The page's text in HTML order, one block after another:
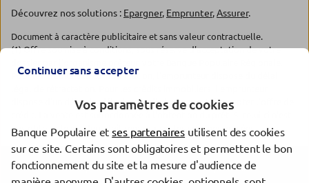
Découvrez nos solutions : Epargner, Emprunter,Assurer.
Document à caractère publicitaire et sans valeur contractuelle.
(1) Offre soumise à conditions, sous réserve d'acceptation de votre
Pour les crédits à la consommation, l'emprunteur dispose du délai
dispose d'un délai de réflexion de dix jours avant d'accepter l'offre de
crédit. La vente est subordonnée à l'obtention du prêt. Si celui-ci n'est
pas obtenu, le vendeur doit rembourser les sommes versées.
Les agences Banque Populaire dans les villes à proximité
Continuer sans accepter
Vos paramètres de cookies
Banque Populaire etses partenaires utilisent des cookies
sur ce site. Certains sont obligatoires et permettent le bon
fonctionnement du site et la mesure d'audience de